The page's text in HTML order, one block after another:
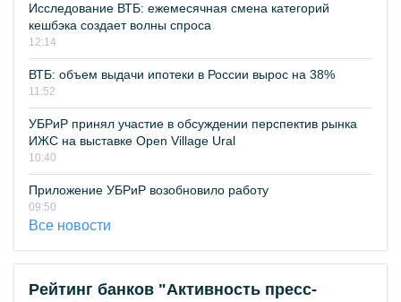
Исследование ВТБ: ежемесячная смена категорий
кешбэка создает волны спроса
12:14
ВТБ: объем выдачи ипотеки в России вырос на 38%
11:52
УБРиР принял участие в обсуждении перспектив рынка
ИЖС на выставке Open Village Ural
10:40
Приложение УБРиР возобновило работу
09:50
Все новости
Рейтинг банков "Активность пресс-